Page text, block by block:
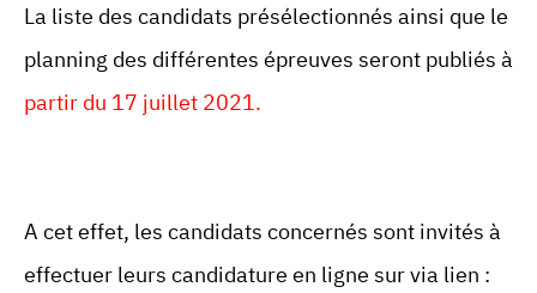
La liste des candidats présélectionnés ainsi que le
planning des différentes épreuves seront publiés à
partir du 17 juillet 2021.
A cet effet, les candidats concernés sont invités à
effectuer leurs candidature en ligne sur via lien :